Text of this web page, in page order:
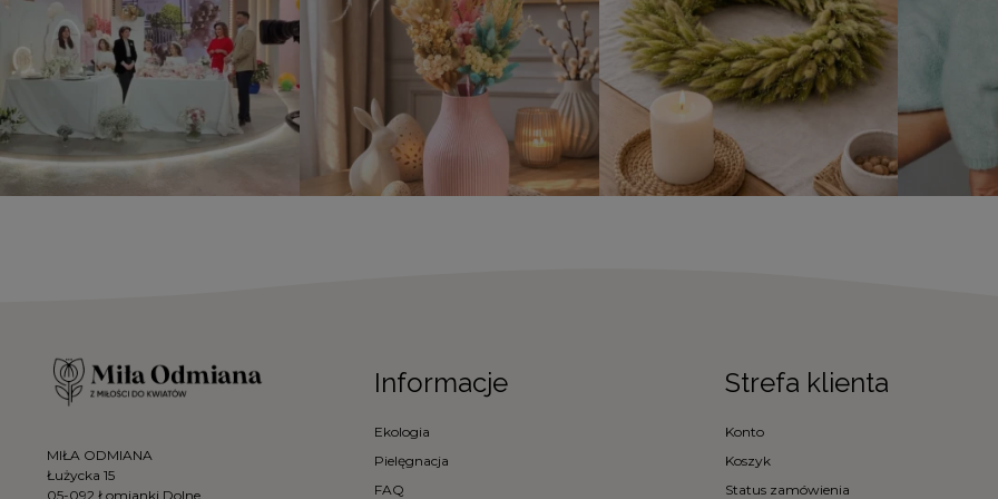
MIŁA ODMIANA
Łużycka 15
05-092 Łomianki Dolne
Informacje
Ekologia
Pielęgnacja
FAQ
Strefa klienta
Konto
Koszyk
Status zamówienia